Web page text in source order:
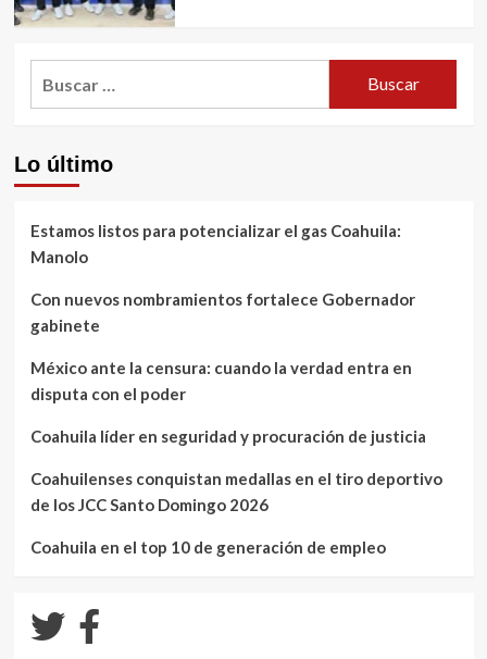
Lo último
Estamos listos para potencializar el gas Coahuila:
Manolo
Con nuevos nombramientos fortalece Gobernador
gabinete
México ante la censura: cuando la verdad entra en
disputa con el poder
Coahuila líder en seguridad y procuración de justicia
Coahuilenses conquistan medallas en el tiro deportivo
de los JCC Santo Domingo 2026
Coahuila en el top 10 de generación de empleo